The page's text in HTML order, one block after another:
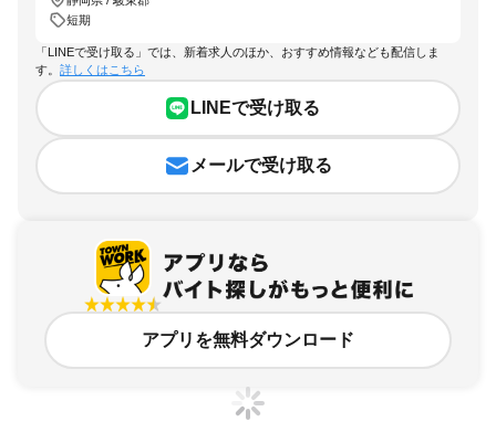
短期
「LINEで受け取る」では、新着求人のほか、おすすめ情報なども配信しま
す。 詳しくはこちら
LINEで受け取る
メールで受け取る
アプリを無料ダウンロード